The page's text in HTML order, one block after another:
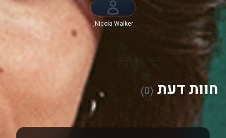
Nicola Walker,
מרגלית, Joel
Warren, Eilidh
Kasha Bajor,
Ken Blackburn,
Tyrese Eaton-
חוות דעת (0)